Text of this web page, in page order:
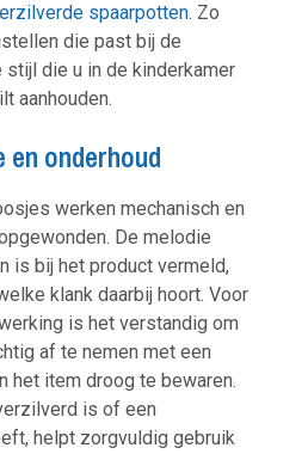
spaarpotten. Zo
die past bij de
die u in de kinderkamer
aanhouden.
en onderhoud
werken mechanisch en
De melodie
is bij het product vermeld,
klank daarbij hoort. Voor
is het verstandig om
af te nemen met een
het item droog te bewaren.
is of een
helpt zorgvuldig gebruik